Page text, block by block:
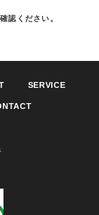
認ください。
SERVICE